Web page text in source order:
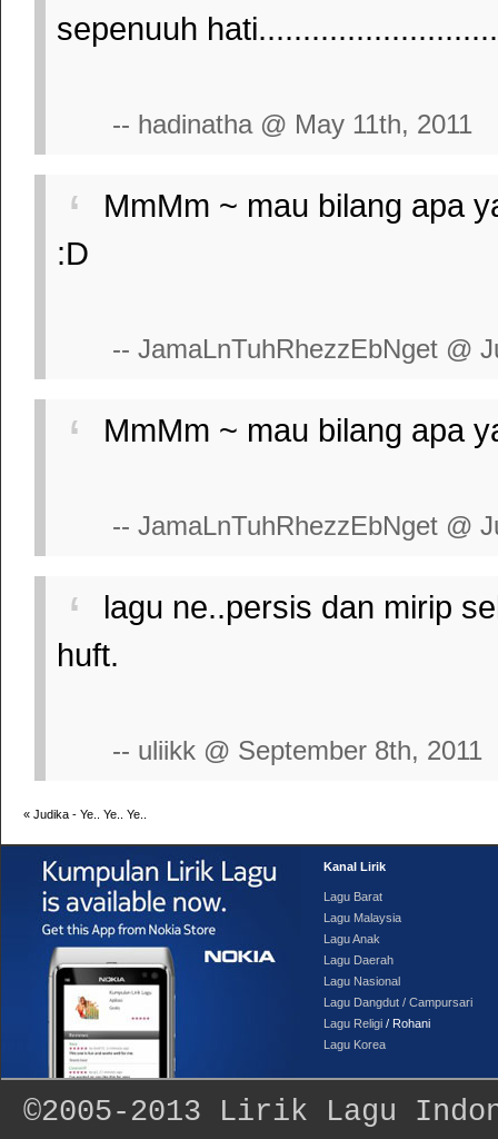
sepenuuh hati...........................
-- hadinatha @ May 11th, 2011
MmMm ~ mau bilang apa
:D
-- JamaLnTuhRhezzEbNget @
MmMm ~ mau bilang apa
-- JamaLnTuhRhezzEbNget @
lagu ne..persis dan mirip
huft.
-- uliikk @ September 8th, 2011
« Judika - Ye.. Ye.. Ye..
Kanal Lirik
Lagu Barat
Lagu Malaysia
Lagu Anak
Lagu Daerah
Lagu Nasional
Lagu Dangdut / Campursari
Lagu Religi / Rohani
Lagu Korea
©2005-2013 Lirik Lagu